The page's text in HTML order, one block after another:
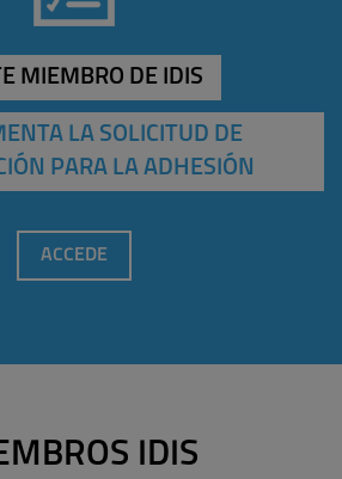
MIEMBRO DE IDIS
LA SOLICITUD DE
PARA LA ADHESIÓN
ACCEDE
IDIS